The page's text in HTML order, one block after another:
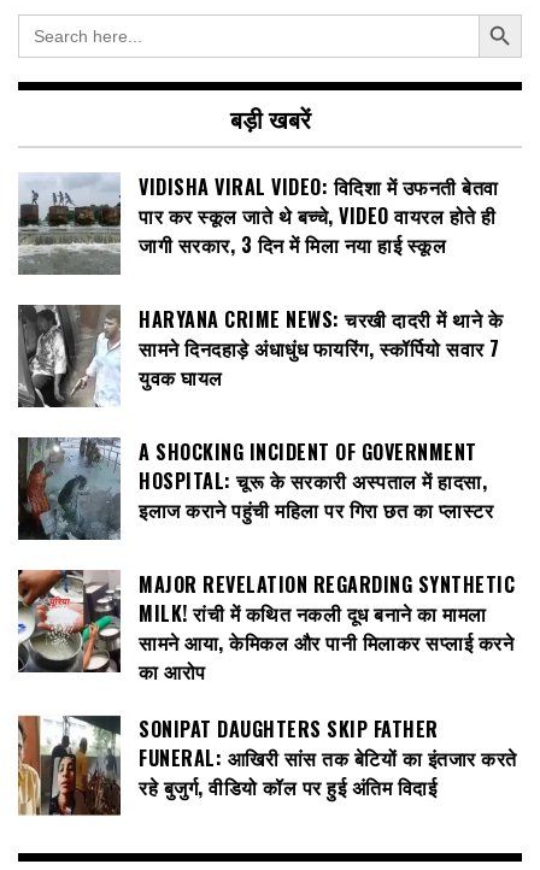
Search
for:
Search Button
बड़ी खबरें
VIDISHA VIRAL VIDEO: विदिशा में उफनती बेतवा
पार कर स्कूल जाते थे बच्चे, VIDEO वायरल होते ही
जागी सरकार, 3 दिन में मिला नया हाई स्कूल
HARYANA CRIME NEWS: चरखी दादरी में थाने के
सामने दिनदहाड़े अंधाधुंध फायरिंग, स्कॉर्पियो सवार 7
युवक घायल
A SHOCKING INCIDENT OF GOVERNMENT
HOSPITAL: चूरू के सरकारी अस्पताल में हादसा,
इलाज कराने पहुंची महिला पर गिरा छत का प्लास्टर
MAJOR REVELATION REGARDING SYNTHETIC
MILK! रांची में कथित नकली दूध बनाने का मामला
सामने आया, केमिकल और पानी मिलाकर सप्लाई करने
का आरोप
SONIPAT DAUGHTERS SKIP FATHER
FUNERAL: आखिरी सांस तक बेटियों का इंतजार करते
रहे बुजुर्ग, वीडियो कॉल पर हुई अंतिम विदाई